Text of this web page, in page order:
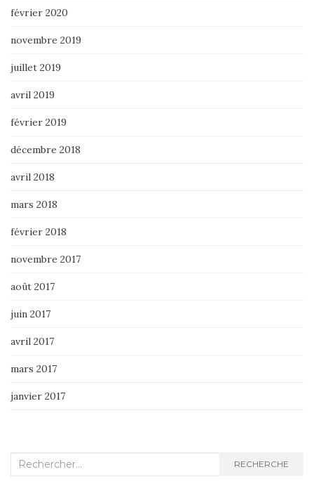
février 2020
novembre 2019
juillet 2019
avril 2019
février 2019
décembre 2018
avril 2018
mars 2018
février 2018
novembre 2017
août 2017
juin 2017
avril 2017
mars 2017
janvier 2017
Recherche
RECHERCHE